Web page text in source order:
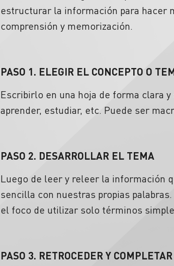
estructurar la información para hacer
comprensión y memorización.
PASO 1. ELEGIR EL CONCEPTO O
Escribirlo en una hoja de forma clara
aprender, estudiar, etc. Puede ser
PASO 2. DESARROLLAR EL TEMA
Luego de leer y releer la información
sencilla con nuestras propias
el foco de utilizar solo términos
PASO 3. RETROCEDER Y